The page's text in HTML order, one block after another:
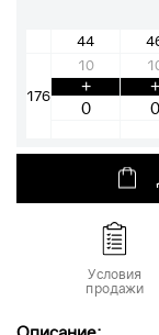
44
176
10
+ +
Условия
продажи